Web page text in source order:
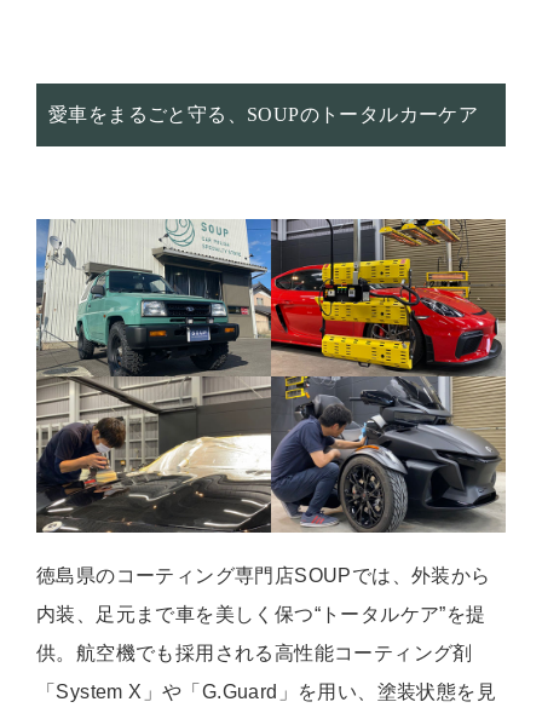
愛車をまるごと守る、SOUPのトータルカーケア
徳島県のコーティング専門店SOUPでは、外装から
内装、足元まで車を美しく保つ“トータルケア”を提
供。航空機でも採用される高性能コーティング剤
「System X」や「G.Guard」を用い、塗装状態を見